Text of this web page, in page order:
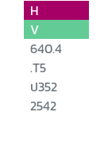
H
V
640.4
.T5
ป352
2542